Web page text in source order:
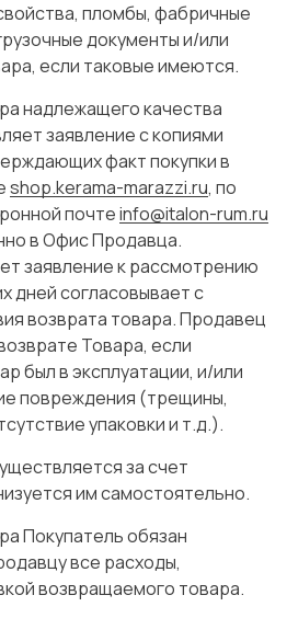
пломбы, фабричные
документы и/или
если таковые имеются.
надлежащего качества
заявление с копиями
факт покупки в
shop.kerama-marazzi.ru, по
почтеinfo@italon-rum.ru
в Офис Продавца.
заявление к рассмотрению
дней согласовывает с
возврата товара. Продавец
Товара, если
был в эксплуатации, и/или
повреждения (трещины,
упаковки и т.д.).
за счет
им самостоятельно.
Покупатель обязан
все расходы,
возвращаемого товара.